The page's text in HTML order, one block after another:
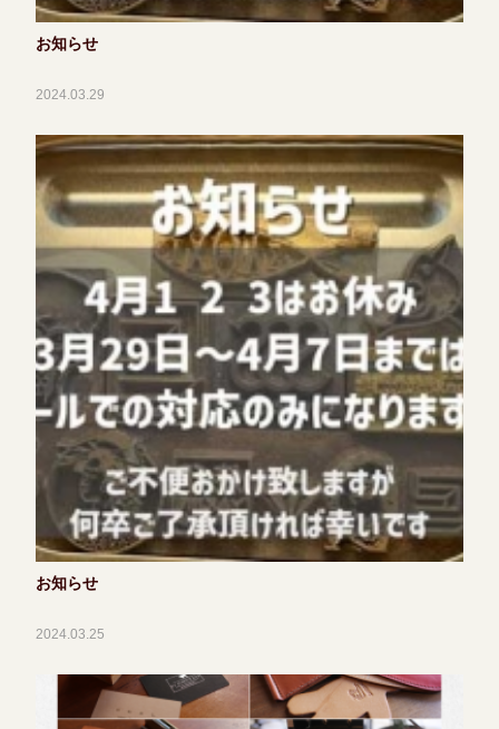
お知らせ
2024.03.29
お知らせ
2024.03.25